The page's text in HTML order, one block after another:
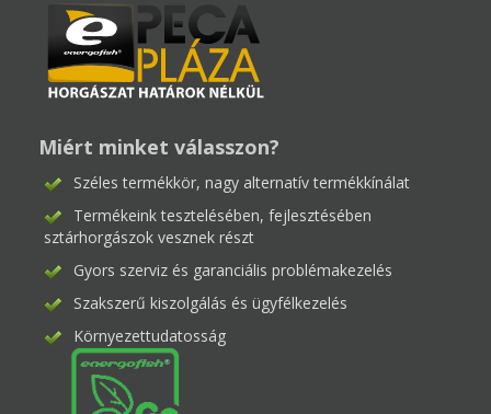
Miért minket válasszon?
Széles termékkör, nagy alternatív termékkínálat
Termékeink tesztelésében, fejlesztésében
sztárhorgászok vesznek részt
Gyors szerviz és garanciális problémakezelés
Szakszerű kiszolgálás és ügyfélkezelés
Környezettudatosság